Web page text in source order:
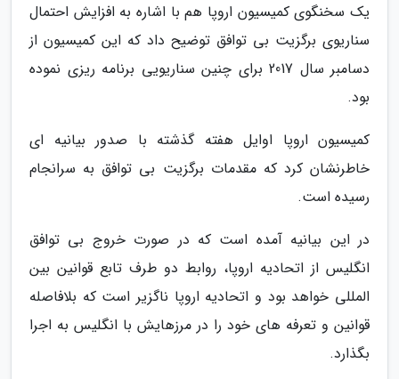
یک سخنگوی کمیسیون اروپا هم با اشاره به افزایش احتمال
سناریوی برگزیت بی توافق توضیح داد که این کمیسیون از
دسامبر سال 2017 برای چنین سناریویی برنامه ریزی نموده
بود.
کمیسیون اروپا اوایل هفته گذشته با صدور بیانیه ای
خاطرنشان کرد که مقدمات برگزیت بی توافق به سرانجام
رسیده است.
در این بیانیه آمده است که در صورت خروج بی توافق
انگلیس از اتحادیه اروپا، روابط دو طرف تابع قوانین بین
المللی خواهد بود و اتحادیه اروپا ناگزیر است که بلافاصله
قوانین و تعرفه های خود را در مرزهایش با انگلیس به اجرا
بگذارد.